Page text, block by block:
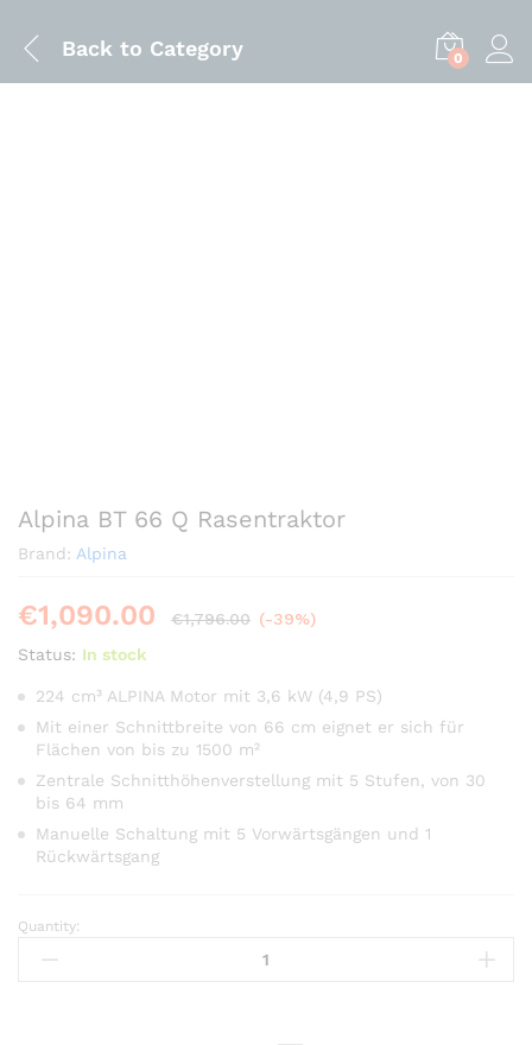
Back to Category 0
Alpina BT 66 Q Rasentraktor
Brand: Alpina
€1,090.00 €1,796.00 (-39%)
Status: In stock
224 cm³ ALPINA Motor mit 3,6 kW (4,9 PS)
Mit einer Schnittbreite von 66 cm eignet er sich für
Flächen von bis zu 1500 m²
Zentrale Schnitthöhenverstellung mit 5 Stufen, von 30
bis 64 mm
Manuelle Schaltung mit 5 Vorwärtsgängen und 1
Rückwärtsgang
Alpina
Quantity: